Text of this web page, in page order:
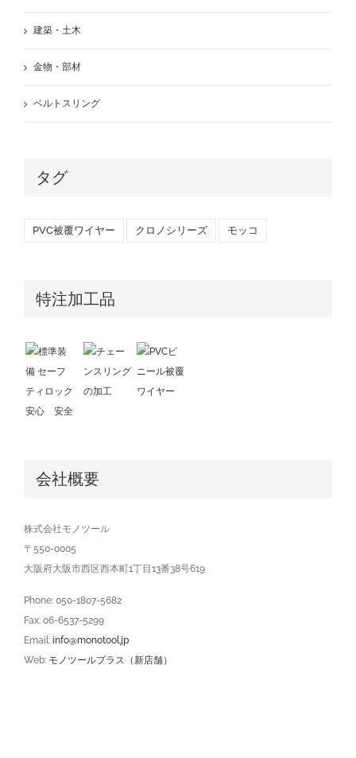
建築・土木
金物・部材
ベルトスリング
タグ
PVC被覆ワイヤー クロノシリーズ モッコ
特注加工品
会社概要
株式会社モノツール
〒550-0005
大阪府大阪市西区西本町1丁目13番38号619
Phone: 050-1807-5682
Fax: 06-6537-5299
Email: info@monotool.jp
Web: モノツールプラス（新店舗）